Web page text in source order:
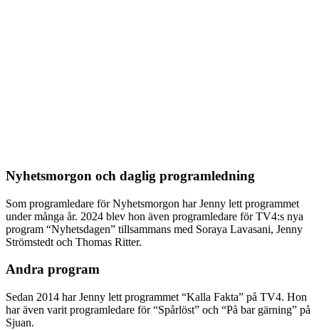
Nyhetsmorgon och daglig programledning
Som programledare för Nyhetsmorgon har Jenny lett programmet
under många år. 2024 blev hon även programledare för TV4:s nya
program “Nyhetsdagen” tillsammans med Soraya Lavasani, Jenny
Strömstedt och Thomas Ritter.
Andra program
Sedan 2014 har Jenny lett programmet “Kalla Fakta” på TV4. Hon
har även varit programledare för “Spårlöst” och “På bar gärning” på
Sjuan.